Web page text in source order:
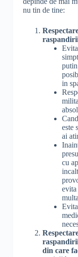
nu tin de tine:
in
este
ai
cu
evita
din care